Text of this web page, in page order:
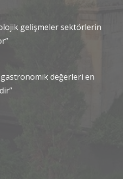
gelişmeler sektörlerin
gastronomik değerleri en